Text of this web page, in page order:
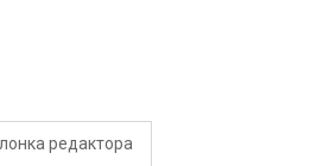
редактора